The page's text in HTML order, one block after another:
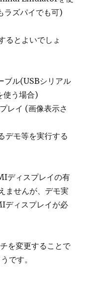
ラズパイでも可)
るとよいでしょ
ル(USBシリアル
う場合)
レイ (画像表示さ
デモ等を実行する
ディスプレイの有
ませんが、デモ実
ディスプレイが必
を変更することで
です。